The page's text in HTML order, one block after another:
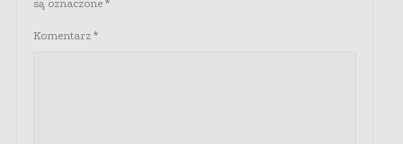
są oznaczone *
Komentarz *